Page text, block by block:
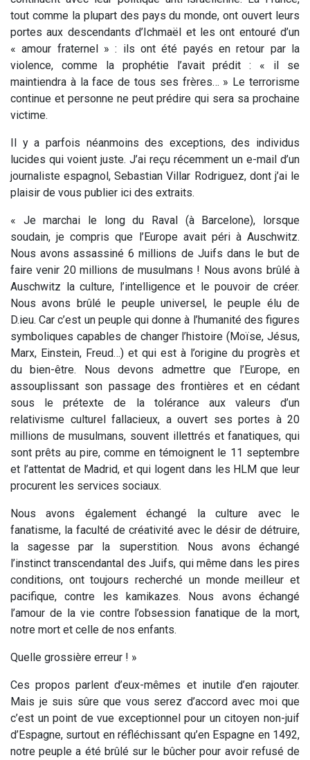
tout comme la plupart des pays du monde, ont ouvert leurs
portes aux descendants d’Ichmaël et les ont entouré d’un
« amour fraternel » : ils ont été payés en retour par la
violence, comme la prophétie l’avait prédit : « il se
maintiendra à la face de tous ses frères… » Le terrorisme
continue et personne ne peut prédire qui sera sa prochaine
victime.
Il y a parfois néanmoins des exceptions, des individus
lucides qui voient juste. J’ai reçu récemment un e-mail d’un
journaliste espagnol, Sebastian Villar Rodriguez, dont j’ai le
plaisir de vous publier ici des extraits.
« Je marchai le long du Raval (à Barcelone), lorsque
soudain, je compris que l’Europe avait péri à Auschwitz.
Nous avons assassiné 6 millions de Juifs dans le but de
faire venir 20 millions de musulmans ! Nous avons brûlé à
Auschwitz la culture, l’intelligence et le pouvoir de créer.
Nous avons brûlé le peuple universel, le peuple élu de
D.ieu. Car c’est un peuple qui donne à l’humanité des figures
symboliques capables de changer l’histoire (Moïse, Jésus,
Marx, Einstein, Freud…) et qui est à l’origine du progrès et
du bien-être. Nous devons admettre que l’Europe, en
assouplissant son passage des frontières et en cédant
sous le prétexte de la tolérance aux valeurs d’un
relativisme culturel fallacieux, a ouvert ses portes à 20
millions de musulmans, souvent illettrés et fanatiques, qui
sont prêts au pire, comme en témoignent le 11 septembre
et l’attentat de Madrid, et qui logent dans les HLM que leur
procurent les services sociaux.
Nous avons également échangé la culture avec le
fanatisme, la faculté de créativité avec le désir de détruire,
la sagesse par la superstition. Nous avons échangé
l’instinct transcendantal des Juifs, qui même dans les pires
conditions, ont toujours recherché un monde meilleur et
pacifique, contre les kamikazes. Nous avons échangé
l’amour de la vie contre l’obsession fanatique de la mort,
notre mort et celle de nos enfants.
Quelle grossière erreur ! »
Ces propos parlent d’eux-mêmes et inutile d’en rajouter.
Mais je suis sûre que vous serez d’accord avec moi que
c’est un point de vue exceptionnel pour un citoyen non-juif
d’Espagne, surtout en réfléchissant qu’en Espagne en 1492,
notre peuple a été brûlé sur le bûcher pour avoir refusé de